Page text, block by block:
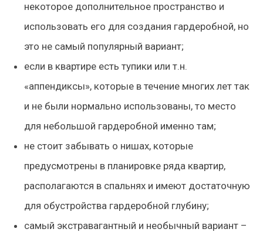
некоторое дополнительное пространство и
использовать его для создания гардеробной, но
это не самый популярный вариант;
если в квартире есть тупики или т.н.
«аппендиксы»,которые в течение многих лет так
и не были нормально использованы, то место
для небольшой гардеробной именно там;
не стоит забывать о нишах, которые
предусмотрены в планировке ряда квартир,
располагаются в спальнях и имеют достаточную
для обустройства гардеробной глубину;
самый экстравагантный и необычный вариант –